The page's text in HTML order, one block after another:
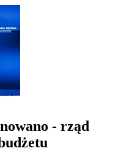
- rząd